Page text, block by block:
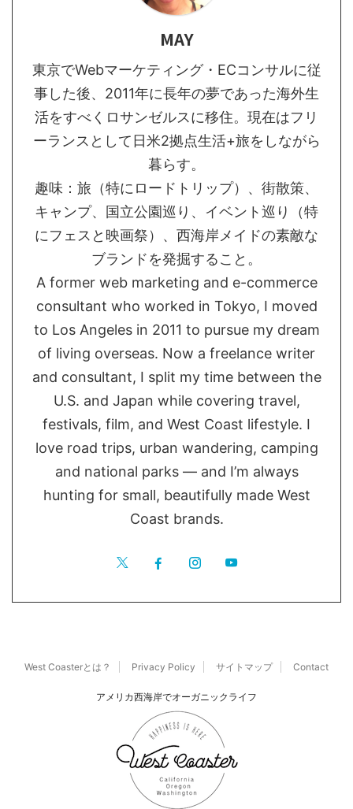
MAY
東京でWebマーケティング・ECコンサルに従
事した後、2011年に長年の夢であった海外生
活をすべくロサンゼルスに移住。現在はフリ
ーランスとして日米2拠点生活+旅をしながら
暮らす。
趣味：旅（特にロードトリップ）、街散策、
キャンプ、国立公園巡り、イベント巡り（特
にフェスと映画祭）、西海岸メイドの素敵な
ブランドを発掘すること。
A former web marketing and e-commerce
consultant who worked in Tokyo, I moved
to Los Angeles in 2011 to pursue my dream
of living overseas. Now a freelance writer
and consultant, I split my time between the
U.S. and Japan while covering travel,
festivals, film, and West Coast lifestyle. I
love road trips, urban wandering, camping
and national parks — and I’m always
hunting for small, beautifully made West
Coast brands.
West Coasterとは？ Privacy Policy サイトマップ Contact
アメリカ西海岸でオーガニックライフ